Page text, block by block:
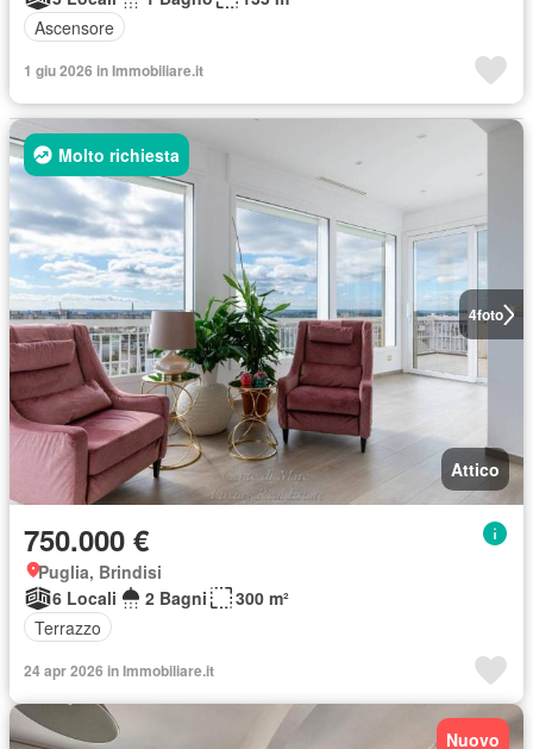
Ascensore
1 giu 2026 in Immobiliare.it
4foto
Molto richiesta
Attico
750.000 €
Puglia, Brindisi
6 Locali
2 Bagni
300 m²
Terrazzo
24 apr 2026 in Immobiliare.it
Nuovo